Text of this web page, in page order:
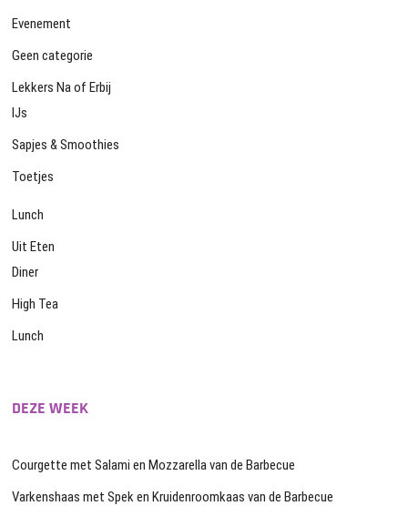
Evenement
Geen categorie
Lekkers Na of Erbij
IJs
Sapjes & Smoothies
Toetjes
Lunch
Uit Eten
Diner
High Tea
Lunch
DEZE WEEK
Courgette met Salami en Mozzarella van de Barbecue
Varkenshaas met Spek en Kruidenroomkaas van de Barbecue